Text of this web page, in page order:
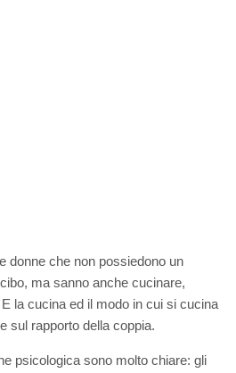
donne che non possiedono un
ma sanno anche cucinare,
la cucina ed il modo in cui si cucina
sul rapporto della coppia.
psicologica sono molto chiare: gli